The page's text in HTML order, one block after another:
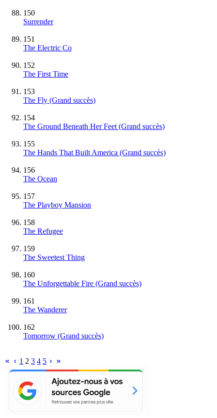
150
Surrender
151
The Electric Co
152
The First Time
153
The Fly (Grand succès)
154
The Ground Beneath Her Feet (Grand succès)
155
The Hands That Built America (Grand succès)
156
The Ocean
157
The Playboy Mansion
158
The Refugee
159
The Sweetest Thing
160
The Unforgettable Fire (Grand succès)
161
The Wanderer
162
Tomorrow (Grand succès)
1 2 3 4 5